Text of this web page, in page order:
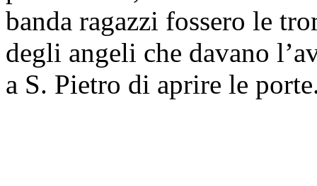
banda ragazzi fossero le
degli angeli che davano
a S. Pietro di aprire le